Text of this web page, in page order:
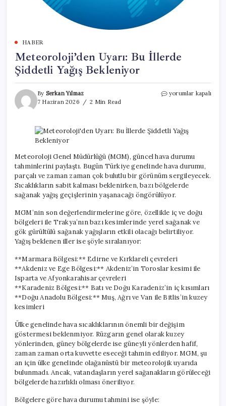
HABER
Meteoroloji’den Uyarı: Bu İllerde
Şiddetli Yağış Bekleniyor
By Serkan Yılmaz
7 Haziran 2026
2 Min Read
Meteoroloji’den
Şiddetli
Yağış
için
yorumlar kapalı
Meteoroloji Genel Müdürlüğü (MGM), güncel hava durumu
tahminlerini paylaştı. Bugün Türkiye genelinde hava durumu,
parçalı ve zaman zaman çok bulutlu bir görünüm sergileyecek.
Sıcaklıkların sabit kalması beklenirken, bazı bölgelerde
sağanak yağış geçişlerinin yaşanacağı öngörülüyor.
MGM’nin son değerlendirmelerine göre, özellikle iç ve doğu
bölgeleri ile Trakya’nın bazı kesimlerinde yerel sağanak ve
gök gürültülü sağanak yağışların etkili olacağı belirtiliyor.
Yağış beklenen iller ise şöyle sıralanıyor:
**Marmara Bölgesi:** Edirne ve Kırklareli çevreleri
**Akdeniz ve Ege Bölgesi:** Akdeniz’in Toroslar kesimi ile
Isparta ve Afyonkarahisar çevreleri
**Karadeniz Bölgesi:** Batı ve Doğu Karadeniz’in iç kısımları
**Doğu Anadolu Bölgesi:** Muş, Ağrı ve Van ile Bitlis’in kuzey
kesimleri
Ülke genelinde hava sıcaklıklarının önemli bir değişim
göstermesi beklenmiyor. Rüzgarın genel olarak kuzey
yönlerinden, güney bölgelerde ise güneyli yönlerden hafif,
zaman zaman orta kuvvette eseceği tahmin ediliyor. MGM, şu
an için ülke genelinde olağanüstü bir meteorolojik uyarıda
bulunmadı. Ancak, vatandaşların yerel sağanakların görüleceği
bölgelerde hazırlıklı olması öneriliyor.
Bölgelere göre hava durumu tahmini ise şöyle: